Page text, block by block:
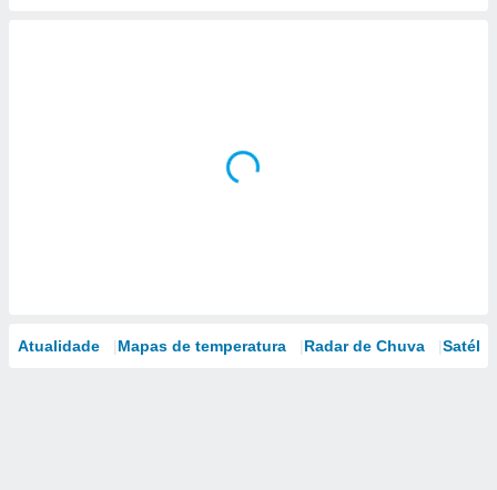
Atualidade Mapas de temperatura Radar de Chuva